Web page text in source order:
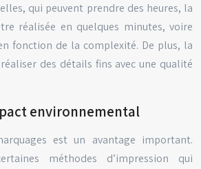
qui peuvent prendre des heures, la
réalisée en quelques minutes, voire
fonction de la complexité. De plus, la
des détails fins avec une qualité
environnemental
est un avantage important.
méthodes d’impression qui